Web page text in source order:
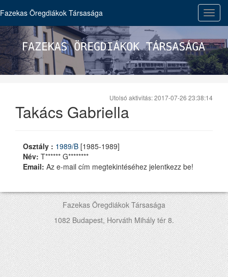
Fazekas Öregdiákok Társasága
Utolsó aktivitás: 2017-07-26 23:38:14
Takács Gabriella
Osztály : 1989/B [1985-1989]
Név: T****** G********
Email: Az e-mail cím megtekintéséhez jelentkezz be!
Fazekas Öregdiákok Társasága
1082 Budapest, Horváth Mihály tér 8.